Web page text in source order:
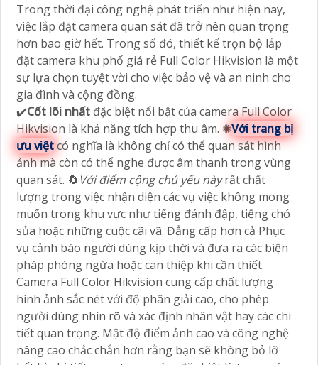
Trong thời đại công nghệ phát triển như hiện nay,
việc lắp đặt camera quan sát đã trở nên quan trọng
hơn bao giờ hết. Trong số đó, thiết kế trọn bộ lắp
đặt camera khu phố giá rẻ Full Color Hikvision là một
sự lựa chọn tuyệt vời cho việc bảo vệ và an ninh cho
gia đình và cộng đồng.
✔️Cốt lõi nhất đặc biệt nổi bật của camera Full Color
Hikvision là khả năng tích hợp thu âm. ✺Với trang bị
ưu việtcó nghĩa là không chỉ có thể quan sát hình
ảnh mà còn có thể nghe được âm thanh trong vùng
quan sát. 🔄 Với điểm cộng chủ yếu nàyrất chất
lượng trong việc nhận diện các vụ việc không mong
muốn trong khu vực như tiếng đánh đập, tiếng chó
sủa hoặc những cuộc cãi vã. Đẳng cấp hơn cả Phục
vụ cảnh báo người dùng kịp thời và đưa ra các biện
pháp phòng ngừa hoặc can thiệp khi cần thiết.
Camera Full Color Hikvision cung cấp chất lượng
hình ảnh sắc nét với độ phân giải cao, cho phép
người dùng nhìn rõ và xác định nhân vật hay các chi
tiết quan trọng. Mật độ điểm ảnh cao và công nghệ
nâng cao chắc chắn hơn rằng bạn sẽ không bỏ lỡ